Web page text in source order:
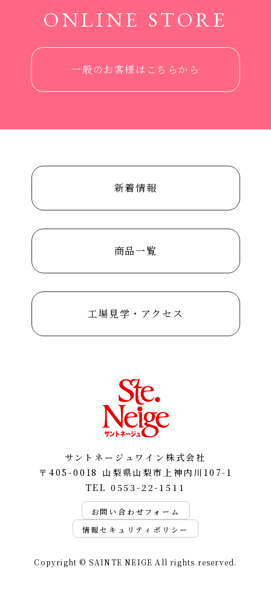
ONLINE STORE
一般のお客様はこちらから
新着情報
商品一覧
工場見学・アクセス
サントネージュワイン株式会社
〒405-0018 山梨県山梨市上神内川107-1
TEL 0553-22-1511
お問い合わせフォーム
情報セキュリティポリシー
Copyright © SAINTE NEIGE All rights reserved.